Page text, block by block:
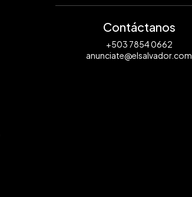
Contáctanos
+503 7854 0662
anunciate@elsalvador.com